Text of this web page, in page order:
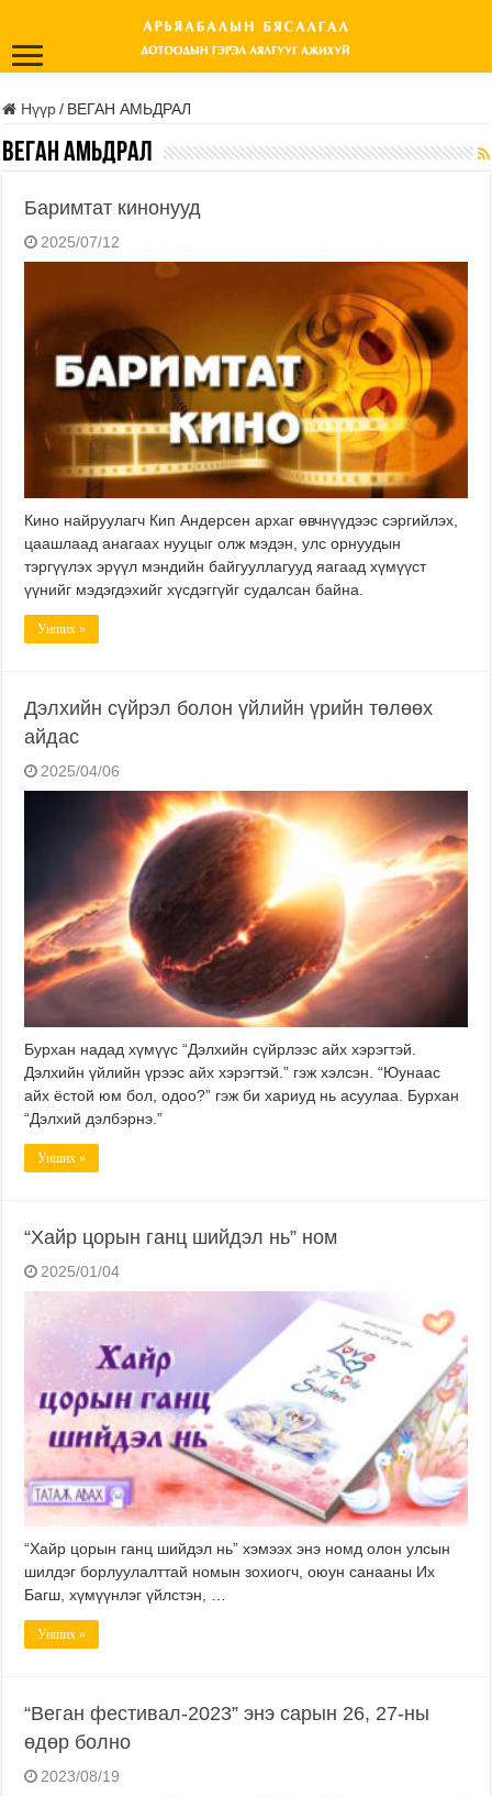
Нүүр / ВЕГАН АМЬДРАЛ
ВЕГАН АМЬДРАЛ
Баримтат кинонууд
2025/07/12
Кино найруулагч Кип Андерсен архаг өвчнүүдээс сэргийлэх,
цаашлаад анагаах нууцыг олж мэдэн, улс орнуудын
тэргүүлэх эрүүл мэндийн байгууллагууд яагаад хүмүүст
үүнийг мэдэгдэхийг хүсдэггүйг судалсан байна.
Унших »
Дэлхийн сүйрэл болон үйлийн үрийн төлөөх
айдас
2025/04/06
Бурхан надад хүмүүс “Дэлхийн сүйрлээс айх хэрэгтэй.
Дэлхийн үйлийн үрээс айх хэрэгтэй.” гэж хэлсэн. “Юунаас
айх ёстой юм бол, одоо?” гэж би хариуд нь асуулаа. Бурхан
“Дэлхий дэлбэрнэ.”
Унших »
“Хайр цорын ганц шийдэл нь” ном
2025/01/04
“Хайр цорын ганц шийдэл нь” хэмээх энэ номд олон улсын
шилдэг борлуулалттай номын зохиогч, оюун санааны Их
Багш, хүмүүнлэг үйлстэн, …
Унших »
“Веган фестивал-2023” энэ сарын 26, 27-ны
өдөр болно
2023/08/19